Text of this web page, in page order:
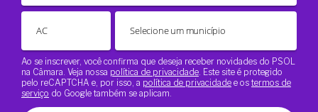
Ao se inscrever, você confirma que deseja receber novidades do PSOL
na Câmara. Veja nossa política de privacidade . Este site é protegido
pelo reCAPTCHA e, por isso, a política de privacidade e os termos de
serviço do Google também se aplicam.